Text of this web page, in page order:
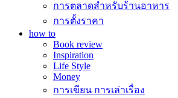
การตลาดสำหรับร้านอาหาร
การตั้งราคา
how to
Book review
Inspiration
Life Style
Money
การเขียน การเล่าเรื่อง